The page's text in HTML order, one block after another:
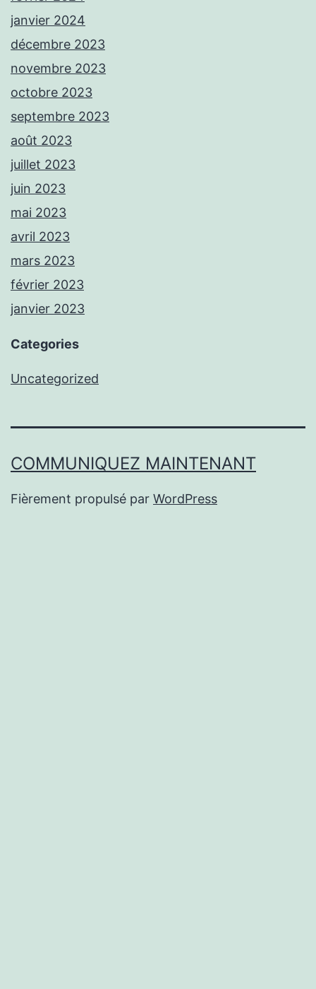
janvier 2024
décembre 2023
novembre 2023
octobre 2023
septembre 2023
août 2023
juillet 2023
juin 2023
mai 2023
avril 2023
mars 2023
février 2023
janvier 2023
Categories
Uncategorized
COMMUNIQUEZ MAINTENANT
Fièrement propulsé par WordPress